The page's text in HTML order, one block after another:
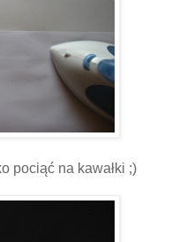
pociąć na kawałki ;)